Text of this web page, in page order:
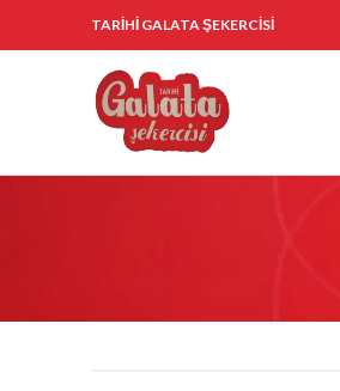
TARİHİ GALATA ŞEKERCİSİ